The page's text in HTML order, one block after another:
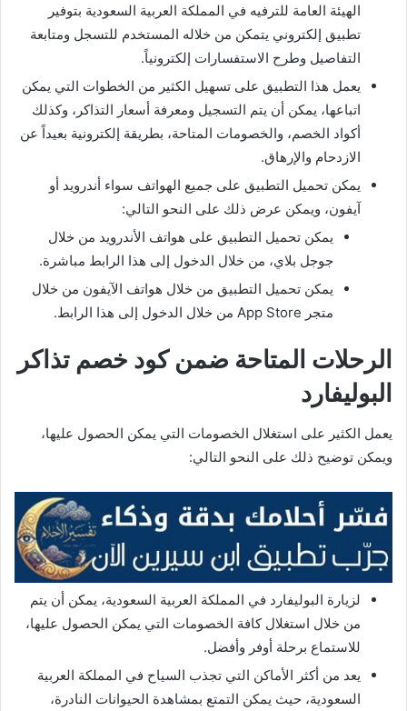
الهيئة العامة للترفيه في المملكة العربية السعودية بتوفير
تطبيق إلكتروني يتمكن من خلاله المستخدم للتسجل ومتابعة
التفاصيل وطرح الاستفسارات إلكترونياً.
يعمل هذا التطبيق على تسهيل الكثير من الخطوات التي يمكن
اتباعها، يمكن أن يتم التسجيل ومعرفة أسعار التذاكر، وكذلك
أكواد الخصم، والخصومات المتاحة، بطريقة إلكترونية بعيداً عن
الازدحام والإرهاق.
يمكن تحميل التطبيق على جميع الهواتف سواء أندرويد أو
آيفون، ويمكن عرض ذلك على النحو التالي:
يمكن تحميل التطبيق على هواتف الأندرويد من خلال
جوجل بلاي، من خلال الدخول إلى هذا الرابط مباشرة.
يمكن تحميل التطبيق من خلال هواتف الآيفون من خلال
متجر App Store من خلال الدخول إلى هذا الرابط.
الرحلات المتاحة ضمن كود خصم تذاكر
البوليفارد
يعمل الكثير على استغلال الخصومات التي يمكن الحصول عليها،
ويمكن توضيح ذلك على النحو التالي:
لزيارة البوليفارد في المملكة العربية السعودية، يمكن أن يتم
من خلال استغلال كافة الخصومات التي يمكن الحصول عليها،
للاستماع برحلة أوفر وأفضل.
يعد من أكثر الأماكن التي تجذب السياح في المملكة العربية
السعودية، حيث يمكن التمتع بمشاهدة الحيوانات النادرة،